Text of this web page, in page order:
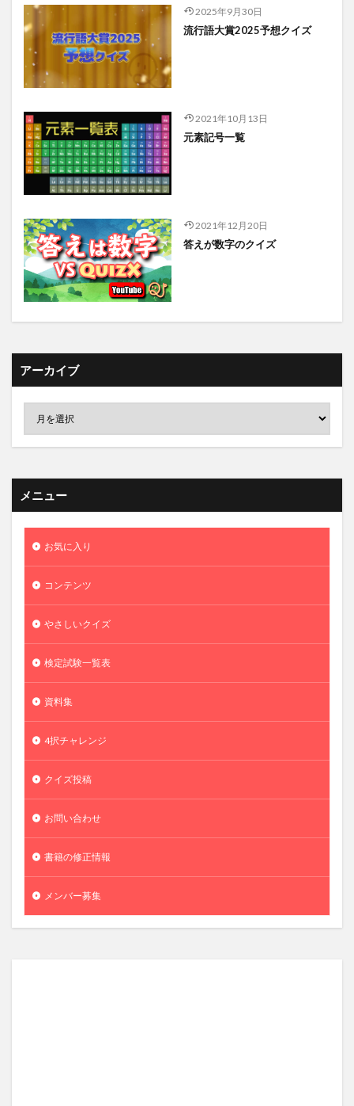
2025年9月30日
流行語大賞2025予想クイズ
2021年10月13日
元素記号一覧
2021年12月20日
答えが数字のクイズ
アーカイブ
メニュー
お気に入り
コンテンツ
やさしいクイズ
検定試験一覧表
資料集
4択チャレンジ
クイズ投稿
お問い合わせ
書籍の修正情報
メンバー募集